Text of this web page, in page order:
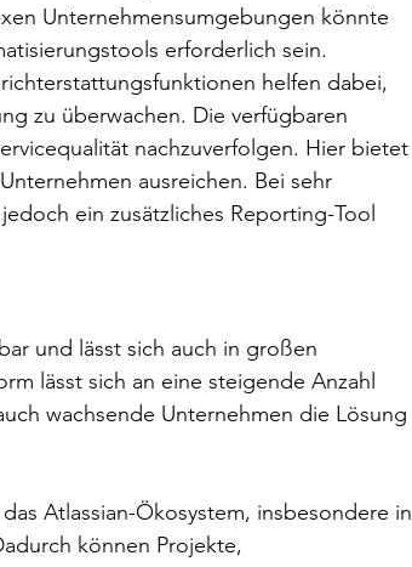
Unternehmensumgebungen könnte
erforderlich sein.
helfen dabei,
zu überwachen. Die verfügbaren
nachzuverfolgen. Hier bietet
ausreichen. Bei sehr
ein zusätzliches Reporting-Tool
und lässt sich auch in großen
lässt sich an eine steigende Anzahl
wachsende Unternehmen die Lösung
Atlassian-Ökosystem, insbesondere in
können Projekte,